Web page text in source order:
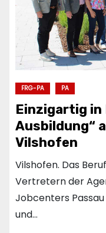
FRG-PA PA
Einzigartig in
Ausbildung“
Vilshofen
Vilshofen. Das
Vertretern der
Jobcenters
und…